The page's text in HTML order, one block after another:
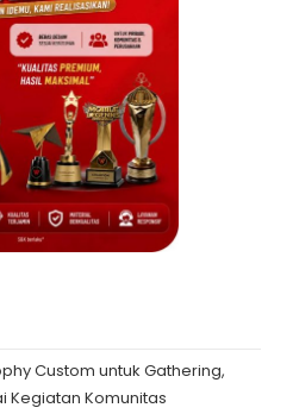
Custom untuk Gathering,
Kegiatan Komunitas